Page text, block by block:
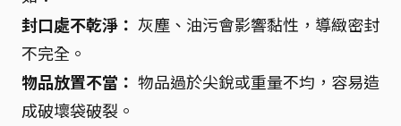
封口處不乾淨： 灰塵、油污會影響黏性，導緻密封
不完全。
物品放置不當： 物品過於尖銳或重量不均，容易造
成破壞袋破裂。